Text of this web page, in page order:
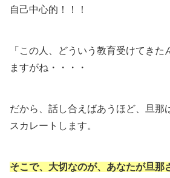
自己中心的！！！
「この人、どういう教育受けてきた
ますがね・・・・
だから、話し合えばあうほど、旦那
スカレートします。
そこで、大切なのが、あなたが旦那